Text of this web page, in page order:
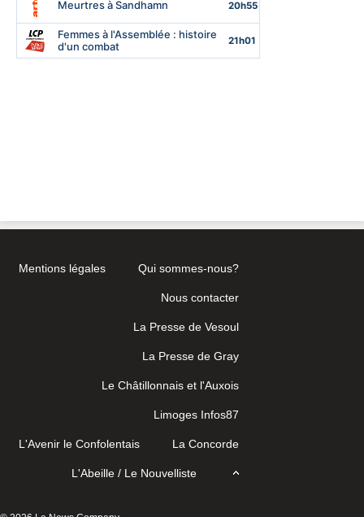
Mentions légales Qui sommes-nous?
Nous contacter
La Presse de Vesoul
La Presse de Gray
Le Châtillonnais et l'Auxois
Limoges Infos87
L'Avenir le Confolentais La Concorde
L'Abeille / Le Nouvelliste